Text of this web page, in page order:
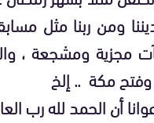
ومن ربنا مثل
ومشجعة ،
وفتح مكة .. إلخ
أن الحمد لله رب